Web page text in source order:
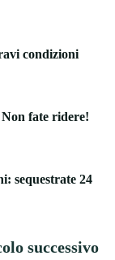
condizioni
fate ridere!
sequestrate 24
successivo